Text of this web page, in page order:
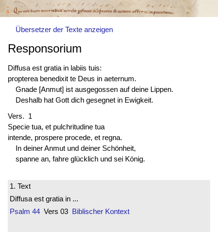
Übersetzer der Texte anzeigen
Responsorium
Diffusa est gratia in labiis tuis:
propterea benedixit te Deus in aeternum.
Gnade [Anmut] ist ausgegossen auf deine Lippen.
Deshalb hat Gott dich gesegnet in Ewigkeit.
Vers. 1
Specie tua, et pulchritudine tua
intende, prospere procede, et regna.
In deiner Anmut und deiner Schönheit,
spanne an, fahre glücklich und sei König.
1. Text
Diffusa est gratia in ...
Psalm 44 Vers 03 Biblischer Kontext